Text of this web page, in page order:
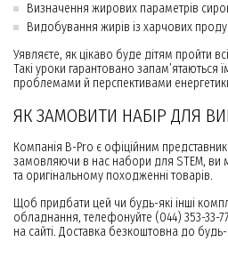
Визначення жирових параметрів
Видобування жирів із харчових
Уявляєте, як цікаво буде дітям пройти
Такі уроки гарантовано запам’ятаються
проблемами й перспективами
ЯК ЗАМОВИТИ НАБІР ДЛЯ
Компанія B-Pro є офіційним
замовляючи в нас набори для STEM, ви
та оригінальному походженні товарів.
Щоб придбати цей чи будь-які інші
обладнання, телефонуйте (044) 353-33-
на сайті. Доставка безкоштовна до будь-